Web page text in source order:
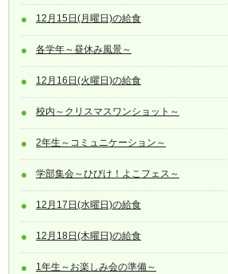
12月15日(月曜日)の給食
各学年～昼休み風景～
12月16日(火曜日)の給食
校内～クリスマスワンショット～
2年生～コミュニケーション～
学部集会～ひびけ！よこフェス～
12月17日(水曜日)の給食
12月18日(木曜日)の給食
1年生～お楽しみ会の準備～